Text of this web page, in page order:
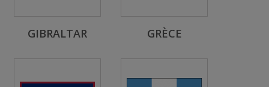
GIBRALTAR GRÈCE